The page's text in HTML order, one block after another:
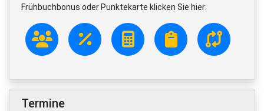
Frühbuchbonus oder Punktekarte klicken Sie hier:
Termine